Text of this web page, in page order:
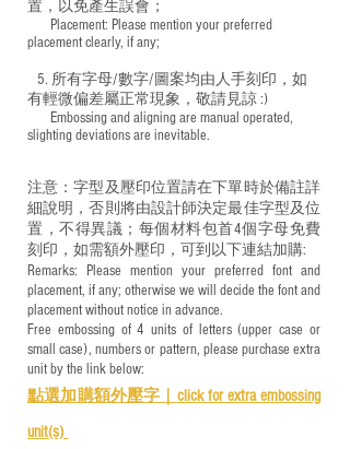
置，以免產生誤會；
​ Placement: Please mention your preferred
placement clearly, if any;
5. 所有字母/數字/圖案均由人手刻印，如
有輕微偏差屬正常現象，敬請見諒 :)
​ Embossing and aligning are manual operated,
slighting deviations are inevitable.
注意：字型及壓印位置請在下單時於備註詳
細說明，否則將由設計師決定最佳字型及位
置，不得異議；每個材料包首4個字母免費
刻印，如需額外壓印，可到以下連結加購:
Remarks: Please mention your preferred font and
placement, if any; otherwise we will decide the font and
placement without notice in advance.
Free embossing of 4 units of letters (upper case or
small case), numbers or pattern, please purchase extra
unit by the link below:
點選加購額外壓字｜ click for extra embossing
unit(s)